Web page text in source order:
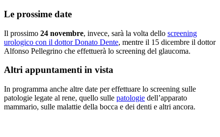
Le prossime date
Il prossimo 24 novembre, invece, sarà la volta dello screening
urologico con il dottor Donato Dente, mentre il 15 dicembre il dottor
Alfonso Pellegrino che effettuerà lo screening del glaucoma.
Altri appuntamenti in vista
In programma anche altre date per effettuare lo screening sulle
patologie legate al rene, quello sulle patologie dell’apparato
mammario, sulle malattie della bocca e dei denti e altri ancora.